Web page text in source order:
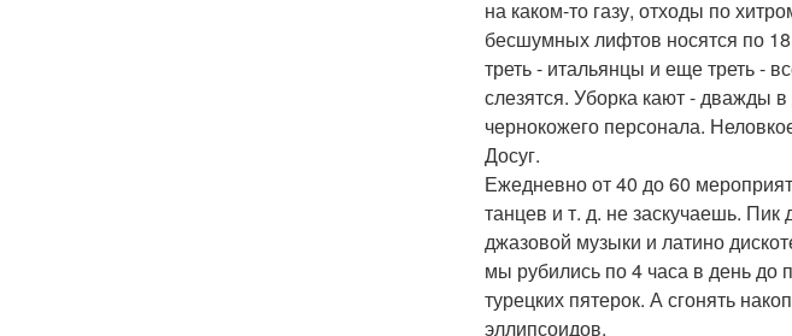
на каком-то газу, отходы по
бесшумных лифтов носятся по 18
треть - итальянцы и еще треть -
слезятся. Уборка кают - дважды
чернокожего персонала.
Досуг.
Ежедневно от 40 до 60
танцев и т. д. не заскучаешь.
джазовой музыки и латино
мы рубились по 4 часа в день до
турецких пятерок. А сгонять
эллипсоидов.